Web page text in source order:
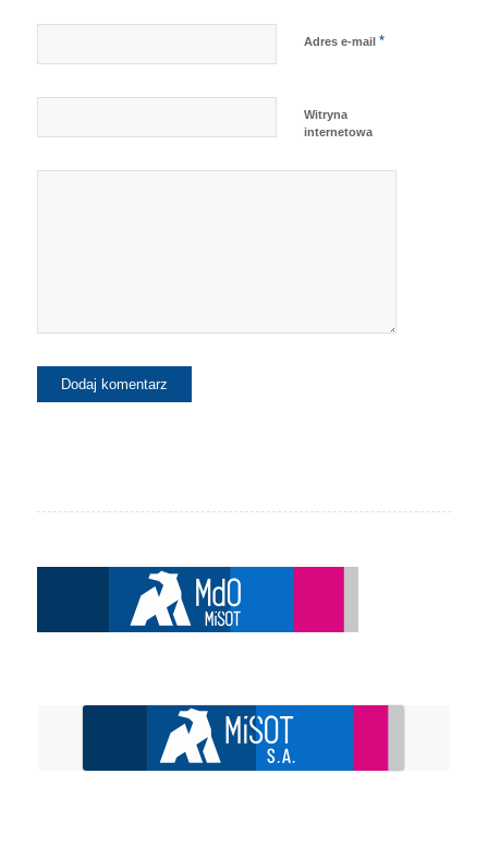
Adres e-mail *
Witryna
internetowa